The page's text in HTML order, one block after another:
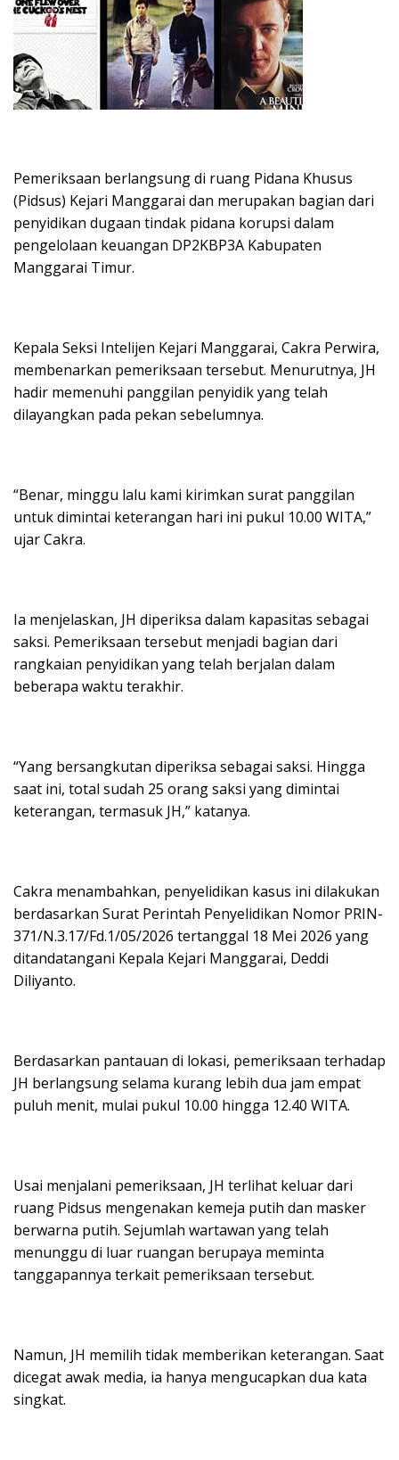
Pemeriksaan berlangsung di ruang Pidana Khusus
(Pidsus) Kejari Manggarai dan merupakan bagian dari
penyidikan dugaan tindak pidana korupsi dalam
pengelolaan keuangan DP2KBP3A Kabupaten
Manggarai Timur.
Kepala Seksi Intelijen Kejari Manggarai, Cakra Perwira,
membenarkan pemeriksaan tersebut. Menurutnya, JH
hadir memenuhi panggilan penyidik yang telah
dilayangkan pada pekan sebelumnya.
“Benar, minggu lalu kami kirimkan surat panggilan
untuk dimintai keterangan hari ini pukul 10.00 WITA,”
ujar Cakra.
Ia menjelaskan, JH diperiksa dalam kapasitas sebagai
saksi. Pemeriksaan tersebut menjadi bagian dari
rangkaian penyidikan yang telah berjalan dalam
beberapa waktu terakhir.
“Yang bersangkutan diperiksa sebagai saksi. Hingga
saat ini, total sudah 25 orang saksi yang dimintai
keterangan, termasuk JH,” katanya.
Cakra menambahkan, penyelidikan kasus ini dilakukan
berdasarkan Surat Perintah Penyelidikan Nomor PRIN-
371/N.3.17/Fd.1/05/2026 tertanggal 18 Mei 2026 yang
ditandatangani Kepala Kejari Manggarai, Deddi
Diliyanto.
Berdasarkan pantauan di lokasi, pemeriksaan terhadap
JH berlangsung selama kurang lebih dua jam empat
puluh menit, mulai pukul 10.00 hingga 12.40 WITA.
Usai menjalani pemeriksaan, JH terlihat keluar dari
ruang Pidsus mengenakan kemeja putih dan masker
berwarna putih. Sejumlah wartawan yang telah
menunggu di luar ruangan berupaya meminta
tanggapannya terkait pemeriksaan tersebut.
Namun, JH memilih tidak memberikan keterangan. Saat
dicegat awak media, ia hanya mengucapkan dua kata
singkat.